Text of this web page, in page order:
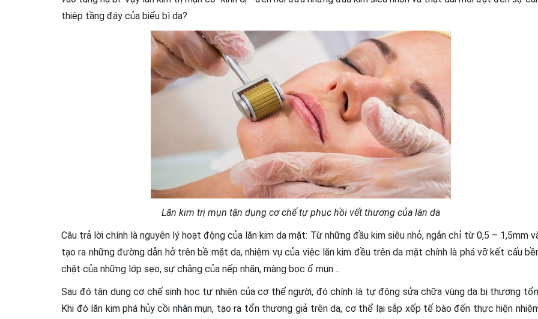
thiệp tầng đáy của biểu bì da?
Lăn kim trị mụn tận dụng cơ chế tự phục hồi vết thương của làn da
Câu trả lời chính là nguyên lý hoạt động của lăn kim da mặt: Từ những đầu kim siêu nhỏ, ngắn chỉ từ 0,5 – 1,5mm
tạo ra những đường dẫn hở trên bề mặt da, nhiệm vụ của việc lăn kim đều trên da mặt chính là phá vỡ kết cấu
chặt của những lớp sẹo, sự chằng của nếp nhăn, màng bọc ổ mụn…
Sau đó tận dụng cơ chế sinh học tự nhiên của cơ thể người, đó chính là tự động sửa chữa vùng da bị thương
Khi đó lăn kim phá hủy cồi nhân mụn, tạo ra tổn thương giả trên da, cơ thể lại sắp xếp tế bào đến thực hiện